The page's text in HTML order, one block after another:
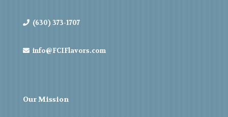
(630) 373-1707
info@FCIFlavors.com
Our Mission